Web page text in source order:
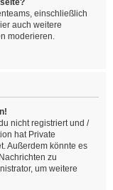
einschließlich
auch weitere
moderieren.
nicht registriert und /
hat Private
Außerdem könnte es
zu
um weitere